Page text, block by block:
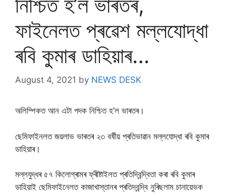
ফাইনেলত প্ৰৱেশ মল্লযোদ্ধা
ৰবি কুমাৰ ডাহিয়াৰ…
August 4, 2021 by NEWS DESK
অলিম্পিকত আন এটা পদক নিশ্চিত হ’ল ভাৰতৰ।
ছেমিফাইনলত জয়লাভ ভাৰতৰ ২৩ বৰ্ষীয় প্ৰতিভাৱান মল্লযোদ্ধা ৰবি কুমাৰ
ডাহিয়াৰ।
মল্লযুদ্ধৰ ৫৭ কিলোগ্ৰামৰ ফ্ৰীষ্টাইলত প্ৰতিদ্বিন্দ্বিতা কৰা ৰবি কুমাৰ
ডাহিয়াই ছেমিফাইনেলত কাজাখাস্তানৰ প্ৰতিদ্বন্দ্বি নুৰিছলাম চানায়েভক